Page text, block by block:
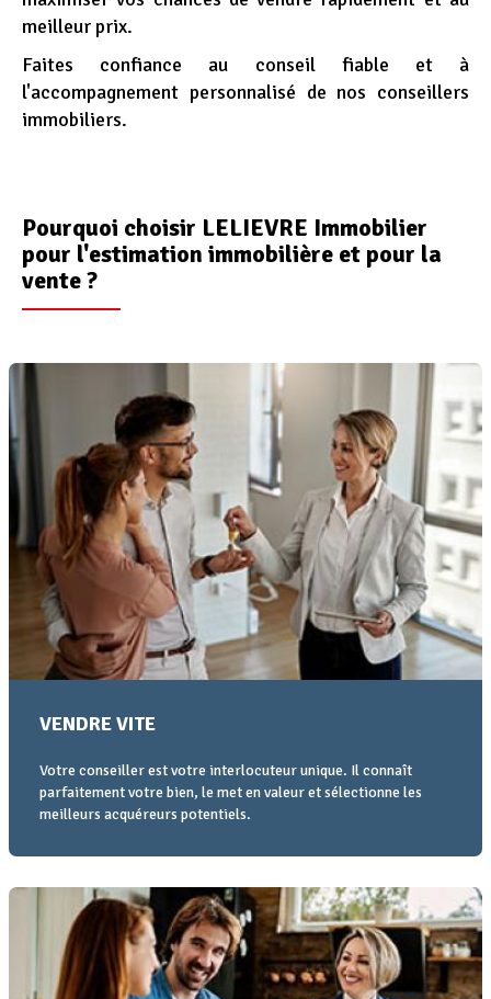
meilleur prix.
Faites confiance au conseil fiable et à
l'accompagnement personnalisé de nos conseillers
immobiliers.
Pourquoi choisir LELIEVRE Immobilier
pour l'estimation immobilière et pour la
vente ?
VENDRE VITE
Votre conseiller est votre interlocuteur unique. Il connaît
parfaitement votre bien, le met en valeur et sélectionne les
meilleurs acquéreurs potentiels.